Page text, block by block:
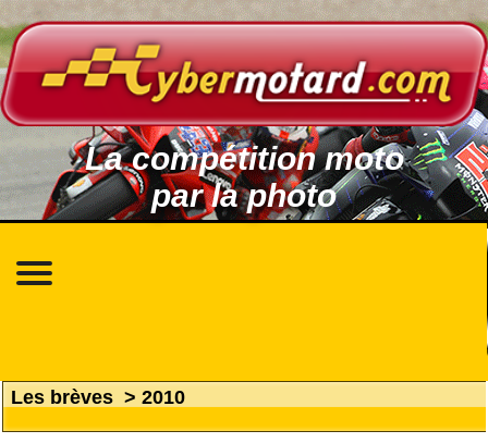
La compétition moto
par la photo
Les brèves > 2010